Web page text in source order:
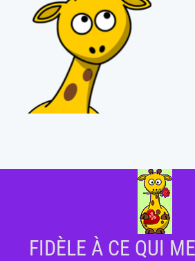
FIDÈLE À CE QUI